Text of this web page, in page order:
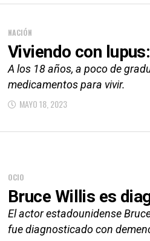
NACIÓN
Viviendo con
A los 18 años, a poco de
medicamentos para vivir.
MAYO 18, 2023
OCIO
Bruce Willis es
El actor estadounidense
fue diagnosticado con